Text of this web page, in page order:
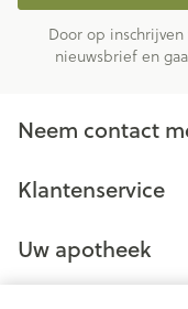
Door op
nieuwsbrief en
Neem contact
Klantenservice
Uw apotheek